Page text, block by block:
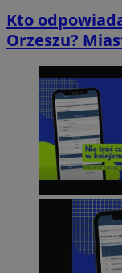
Kto
Orzeszu?